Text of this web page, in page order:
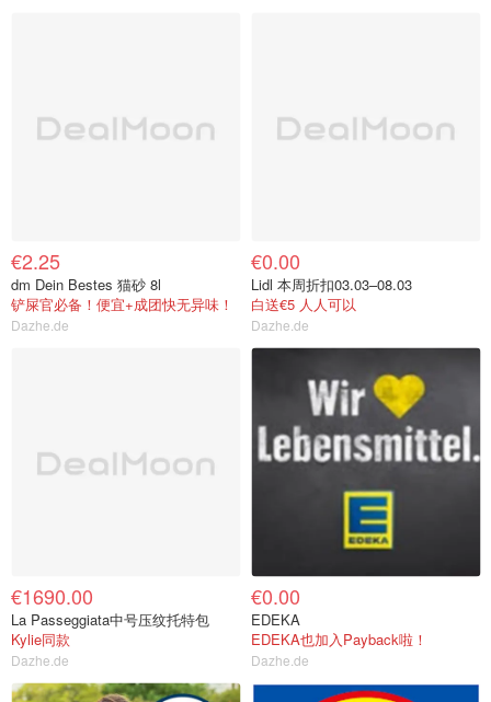
€2.25
dm Dein Bestes 猫砂 8l
铲屎官必备！便宜+成团快无异味！
Dazhe.de
€0.00
Lidl 本周折扣03.03–08.03
白送€5 人人可以
Dazhe.de
€1690.00
La Passeggiata中号压纹托特包
Kylie同款
Dazhe.de
€0.00
EDEKA
EDEKA也加入Payback啦！
Dazhe.de